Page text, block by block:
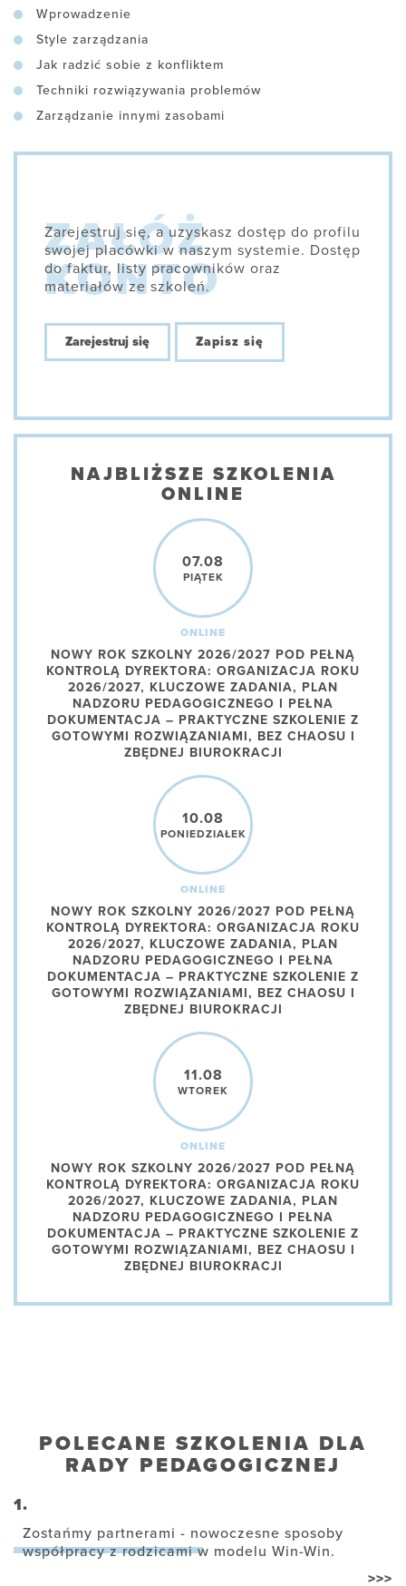
Wprowadzenie
Style zarządzania
Jak radzić sobie z konfliktem
Techniki rozwiązywania problemów
Zarządzanie innymi zasobami
Zarejestruj się, a uzyskasz dostęp do profilu
swojej placówki w naszym systemie. Dostęp
do faktur, listy pracowników oraz
materiałów ze szkoleń.
Zarejestruj się Zapisz się
NAJBLIŻSZE SZKOLENIA
ONLINE
07.08
PIĄTEK
ONLINE
NOWY ROK SZKOLNY 2026/2027 POD PEŁNĄ
KONTROLĄ DYREKTORA: ORGANIZACJA ROKU
2026/2027, KLUCZOWE ZADANIA, PLAN
NADZORU PEDAGOGICZNEGO I PEŁNA
DOKUMENTACJA – PRAKTYCZNE SZKOLENIE Z
GOTOWYMI ROZWIĄZANIAMI, BEZ CHAOSU I
ZBĘDNEJ BIUROKRACJI
10.08
PONIEDZIAŁEK
ONLINE
NOWY ROK SZKOLNY 2026/2027 POD PEŁNĄ
KONTROLĄ DYREKTORA: ORGANIZACJA ROKU
2026/2027, KLUCZOWE ZADANIA, PLAN
NADZORU PEDAGOGICZNEGO I PEŁNA
DOKUMENTACJA – PRAKTYCZNE SZKOLENIE Z
GOTOWYMI ROZWIĄZANIAMI, BEZ CHAOSU I
ZBĘDNEJ BIUROKRACJI
11.08
WTOREK
ONLINE
NOWY ROK SZKOLNY 2026/2027 POD PEŁNĄ
KONTROLĄ DYREKTORA: ORGANIZACJA ROKU
2026/2027, KLUCZOWE ZADANIA, PLAN
NADZORU PEDAGOGICZNEGO I PEŁNA
DOKUMENTACJA – PRAKTYCZNE SZKOLENIE Z
GOTOWYMI ROZWIĄZANIAMI, BEZ CHAOSU I
ZBĘDNEJ BIUROKRACJI
POLECANE SZKOLENIA DLA
RADY PEDAGOGICZNEJ
1.
Zostańmy partnerami - nowoczesne sposoby
współpracy z rodzicami w modelu Win-Win.
>>>